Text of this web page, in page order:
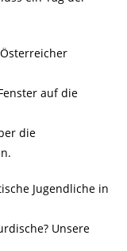
auf die
die
Jugendliche in
Unsere